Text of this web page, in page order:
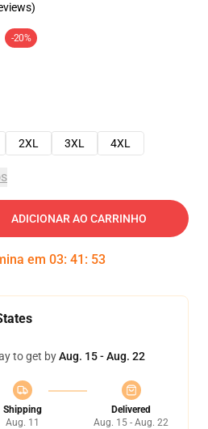
-20%
2XL 3XL 4XL
ADICIONAR AO CARRINHO
em 03: 41 : 53
to get byAug. 15 - Aug. 22
Shipping
Aug. 11
Delivered
Aug. 15 - Aug. 22